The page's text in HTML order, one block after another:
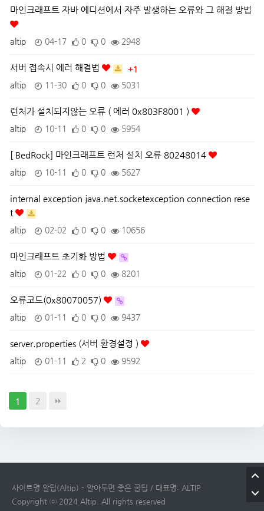
마인크래프트 자바 에디션에서 자주 발생하는 오류와 그 해결 방법
altip 04-17 0 0 2948
서버 접속시 에러 해결법
+1
altip
11-30 0 0 5031
런처가 설치되지않는 오류 ( 에러 0x803F8001 )
altip 10-11 0 0 5954
[ BedRock] 마인크래프트 런처 설치 오류 80248014
altip 10-11 0 0 5627
internal exception java.net.socketexception connection rese
t
altip 02-02 0 0 10656
마인크래프트 초기화 방법
altip 01-22 0 0 8201
오류코드(0x80070057)
altip 01-11 0 0 9437
server.properties (서버 환경설정 )
altip 01-11 2 0 9592
1 2
사이트명 알팁(Altip) - 알아두면 좋은 꿀팁 / 대표명: ALTIP
Copyright ⓒ 2024 Altip. All rights reserved